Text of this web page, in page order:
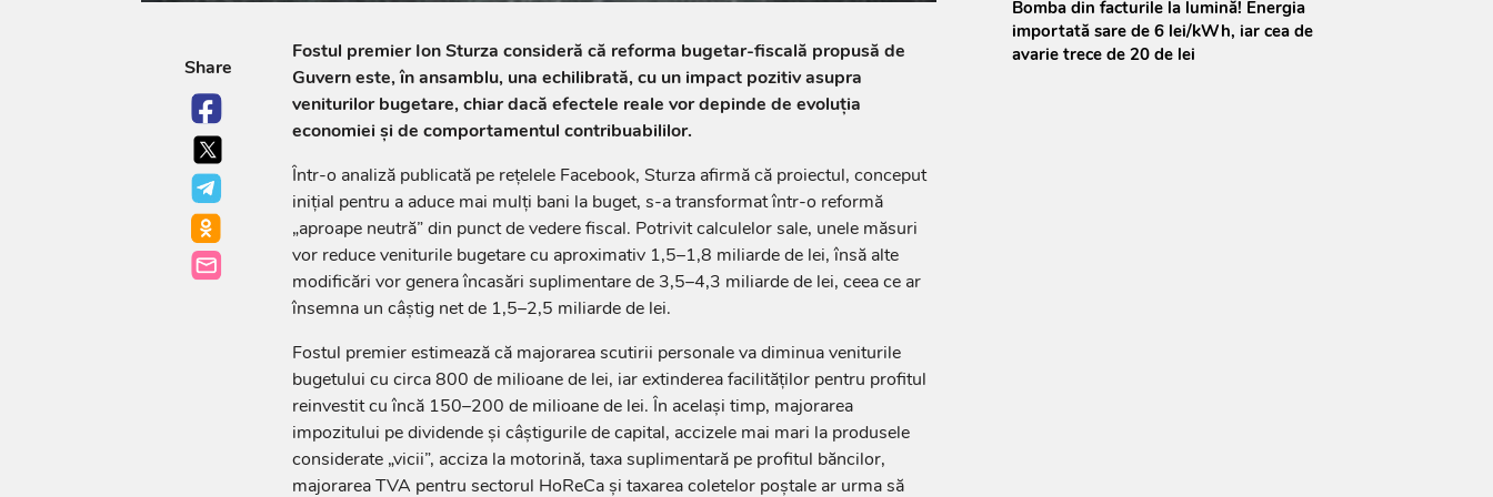
Share
Fostul premier Ion Sturza consideră că reforma bugetar-fiscală propusă de
Guvern este, în ansamblu, una echilibrată, cu un impact pozitiv asupra
veniturilor bugetare, chiar dacă efectele reale vor depinde de evoluția
economiei și de comportamentul contribuabililor.
Într-o analiză publicată pe rețelele Facebook, Sturza afirmă că proiectul, conceput
inițial pentru a aduce mai mulți bani la buget, s-a transformat într-o reformă
„aproape neutră” din punct de vedere fiscal. Potrivit calculelor sale, unele măsuri
vor reduce veniturile bugetare cu aproximativ 1,5–1,8 miliarde de lei, însă alte
modificări vor genera încasări suplimentare de 3,5–4,3 miliarde de lei, ceea ce ar
însemna un câștig net de 1,5–2,5 miliarde de lei.
Fostul premier estimează că majorarea scutirii personale va diminua veniturile
bugetului cu circa 800 de milioane de lei, iar extinderea facilităților pentru profitul
reinvestit cu încă 150–200 de milioane de lei. În același timp, majorarea
impozitului pe dividende și câștigurile de capital, accizele mai mari la produsele
considerate „vicii”, acciza la motorină, taxa suplimentară pe profitul băncilor,
majorarea TVA pentru sectorul HoReCa și taxarea coletelor poștale ar urma să
Bomba din facturile la lumină! Energia
importată sare de 6 lei/kWh, iar cea de
avarie trece de 20 de lei